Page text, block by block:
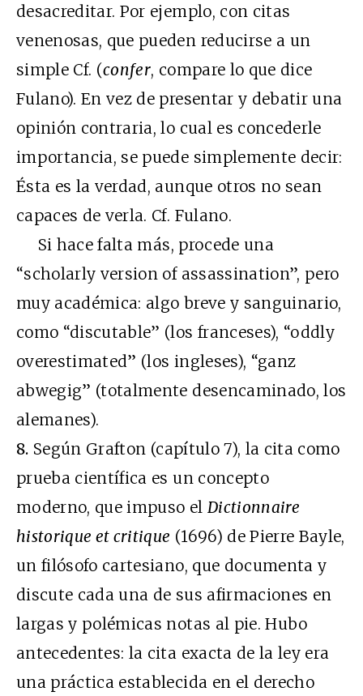
desacreditar. Por ejemplo, con citas
venenosas, que pueden reducirse a un
simple Cf. (confer, compare lo que dice
Fulano). En vez de presentar y debatir una
opinión contraria, lo cual es concederle
importancia, se puede simplemente decir:
Ésta es la verdad, aunque otros no sean
capaces de verla. Cf. Fulano.
Si hace falta más, procede una
“scholarly version of assassination”, pero
muy académica: algo breve y sanguinario,
como “discutable” (los franceses), “oddly
overestimated” (los ingleses), “ganz
abwegig” (totalmente desencaminado, los
alemanes).
8. Según Grafton (capítulo 7), la cita como
prueba científica es un concepto
moderno, que impuso el Dictionnaire
historique et critique (1696) de Pierre Bayle,
un filósofo cartesiano, que documenta y
discute cada una de sus afirmaciones en
largas y polémicas notas al pie. Hubo
antecedentes: la cita exacta de la ley era
una práctica establecida en el derecho